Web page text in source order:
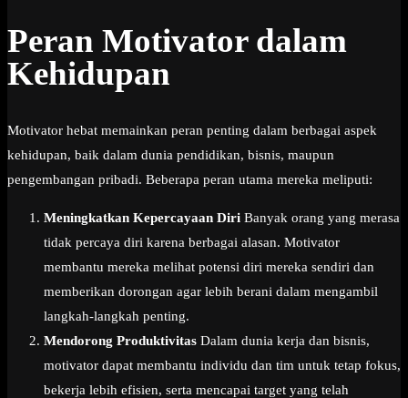
Peran Motivator dalam
Kehidupan
Motivator hebat memainkan peran penting dalam berbagai aspek
kehidupan, baik dalam dunia pendidikan, bisnis, maupun
pengembangan pribadi. Beberapa peran utama mereka meliputi:
Meningkatkan Kepercayaan Diri Banyak orang yang merasa
tidak percaya diri karena berbagai alasan. Motivator
membantu mereka melihat potensi diri mereka sendiri dan
memberikan dorongan agar lebih berani dalam mengambil
langkah-langkah penting.
Mendorong Produktivitas Dalam dunia kerja dan bisnis,
motivator dapat membantu individu dan tim untuk tetap fokus,
bekerja lebih efisien, serta mencapai target yang telah